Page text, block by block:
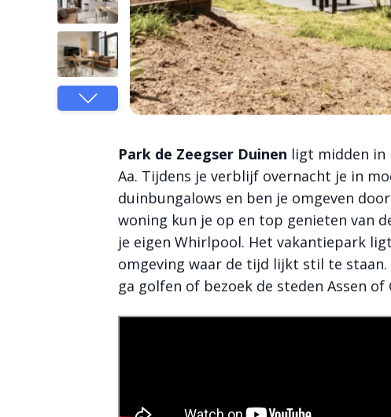
Park de Zeegser Duinen ligt midden in
Aa. Tijdens je verblijf overnacht je in
duinbungalows en ben je omgeven
woning kun je op en top genieten van
je eigen Whirlpool. Het vakantiepark
omgeving waar de tijd lijkt stil te
ga golfen of bezoek de steden Assen of